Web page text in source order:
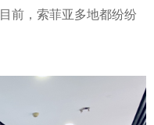
前，索菲亚多地都纷纷